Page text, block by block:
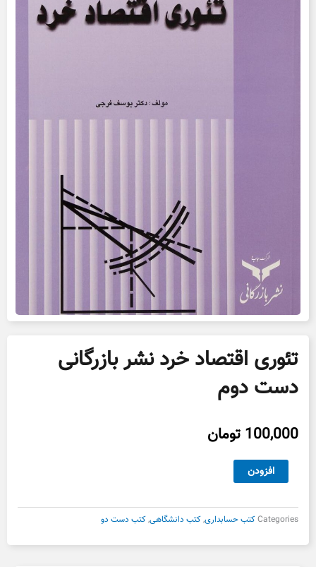
تئوری اقتصاد خرد نشر بازرگانی
دست دوم
100,000 تومان
اقتصاد
نشر
بازرگانی
دست
افزودن
Categoriesکتب حسابداری,کتب دانشگاهی,کتب دست دو